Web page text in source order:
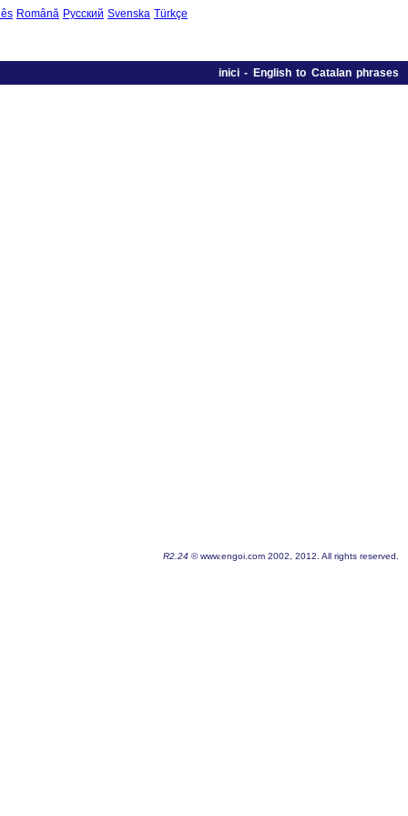
Română Русский Svenska Türkçe
inici- English to Catalan phrases
R2.24 © www.engoi.com 2002, 2012. All rights reserved.